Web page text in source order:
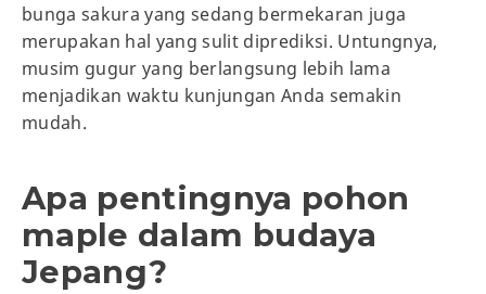
bunga sakura yang sedang bermekaran juga
merupakan hal yang sulit diprediksi. Untungnya,
musim gugur yang berlangsung lebih lama
menjadikan waktu kunjungan Anda semakin
mudah.
Apa pentingnya pohon
maple dalam budaya
Jepang?